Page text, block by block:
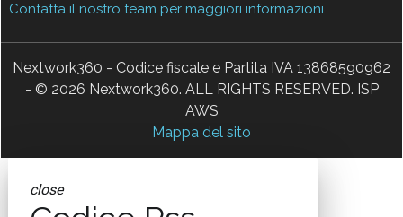
Contatta il nostro team per maggiori informazioni
Nextwork360 - Codice fiscale e Partita IVA 13868590962
- © 2026 Nextwork360. ALL RIGHTS RESERVED. ISP
AWS
Mappa del sito
close